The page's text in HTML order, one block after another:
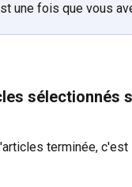
une fois que vous
sélectionnés
terminée,